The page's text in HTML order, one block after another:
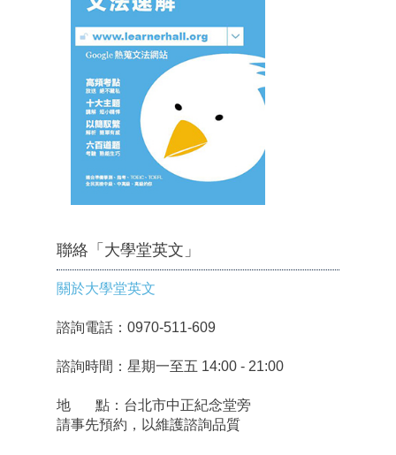
聯絡「大學堂英文」
關於大學堂英文
諮詢電話：0970-511-609
諮詢時間：星期一至五 14:00 - 21:00
地 點：台北市中正紀念堂旁
請事先預約，以維護諮詢品質